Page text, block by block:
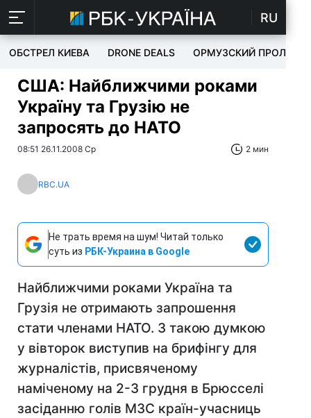
RU
ОБСТРЕЛ КИЕВА DRONE DEALS ОРМУЗСКИЙ ПРОЛИВ
США: Найближчими роками
Україну та Грузію не
запросять до НАТО
08:51 26.11.2008 Ср 2 мин
RBC.UA
Не трать время на шум! Читай только
суть из РБК-Украина в Google
Найближчими роками Україна та
Грузія не отримають запрошення
стати членами НАТО. З такою думкою
у вівторок виступив на брифінгу для
журналістів, присвяченому
наміченому на 2-3 грудня в Брюсселі
засіданню голів МЗС країн-учасниць